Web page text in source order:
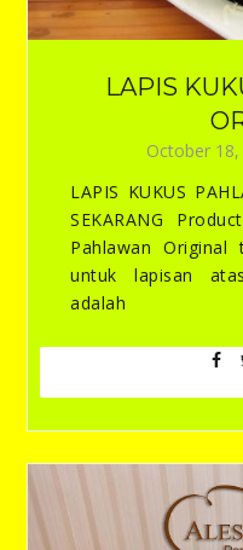
LAPIS
October
LAPIS KUKUS
SEKARANG
Pahlawan
untuk lapisan
adalah